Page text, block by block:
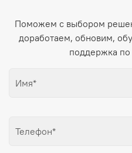
Поможем с выбором
доработаем, обновим,
поддержка по